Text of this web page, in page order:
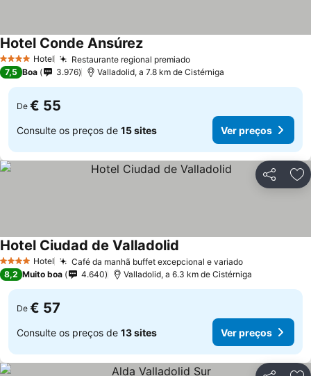
4 EstrelasHotel Restaurante regional premiadoVer preços
Hotel Conde AnsúrezVer preços
7,5 Boa 3.976 Valladolid, a 7.8 km de Cistérniga
De € 55
Consulte os preços de 15 sites Ver preços
Partilhar
4 EstrelasHotel Café da manhã buffet excepcional e variadoVer preços
Hotel Ciudad de Valladolid
8,2 Muito boa 4.640 Valladolid, a 6.3 km de Cistérniga
De € 57
Consulte os preços de 13 sites Ver preços